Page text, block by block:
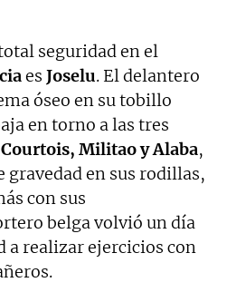
seguridad en el
es Joselu. El delantero
óseo en su tobillo
en torno a las tres
Courtois, Militao y Alaba,
gravedad en sus rodillas,
con sus
belga volvió un día
a realizar ejercicios con